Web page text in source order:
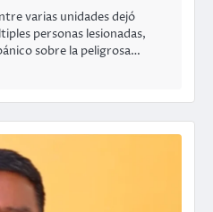
varias unidades dejó
personas lesionadas,
sobre la peligrosa…